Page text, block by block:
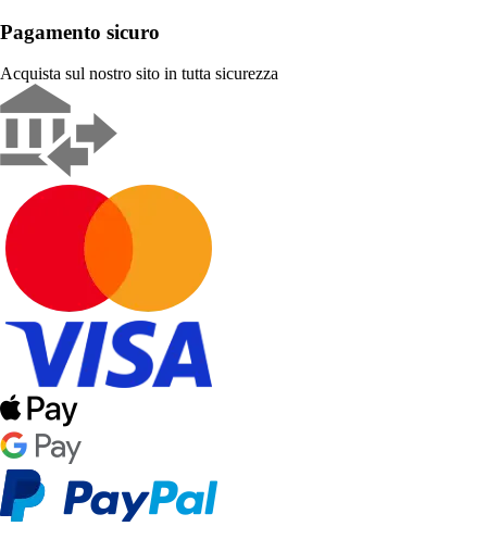
Pagamento sicuro
Acquista sul nostro sito in tutta sicurezza